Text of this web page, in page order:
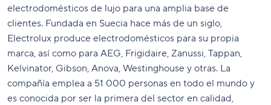
electrodomésticos de lujo para una amplia base de
clientes. Fundada en Suecia hace más de un siglo,
Electrolux produce electrodomésticos para su propia
marca, así como para AEG, Frigidaire, Zanussi, Tappan,
Kelvinator, Gibson, Anova, Westinghouse y otras. La
compañía emplea a 51 000 personas en todo el mundo y
es conocida por ser la primera del sector en calidad,